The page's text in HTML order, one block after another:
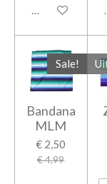
In winkelwagen
Sale!
Bandana
MLM
€ 2,50
€ 4,99